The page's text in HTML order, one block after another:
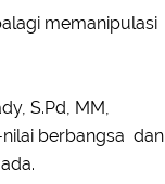
memanipulasi
S.Pd, MM,
berbangsa dan